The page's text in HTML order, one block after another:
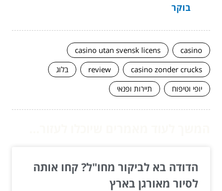
בוקר
casino
casino utan svensk licens
casino zonder crucks
review
בלוג
יופי וטיפוח
תיירות ופנאי
הדודה בא לביקור מחו"ל? קחו אותה
לסיור מאורגן בארץ